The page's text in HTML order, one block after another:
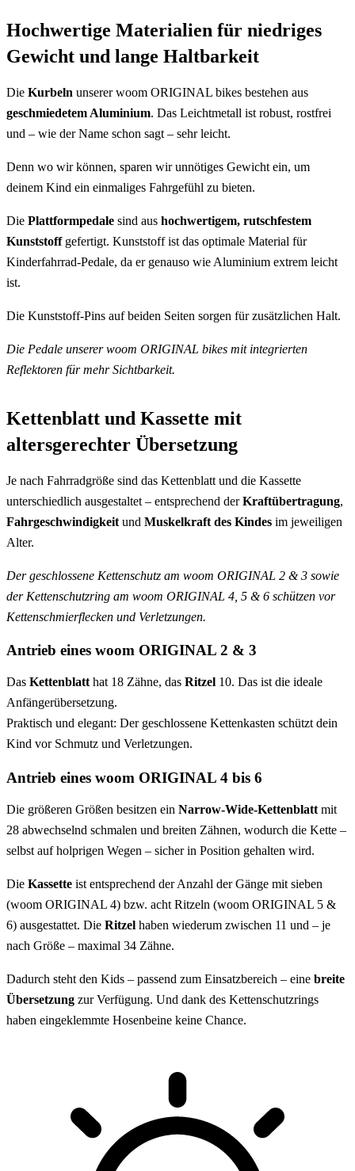
Hochwertige Materialien für niedriges
Gewicht und lange Haltbarkeit
Die Kurbeln unserer woom ORIGINAL bikes bestehen aus
geschmiedetem Aluminium. Das Leichtmetall ist robust, rostfrei
und – wie der Name schon sagt – sehr leicht.
Denn wo wir können, sparen wir unnötiges Gewicht ein, um
deinem Kind ein einmaliges Fahrgefühl zu bieten.
Die Plattformpedale sind aus hochwertigem, rutschfestem
Kunststoffgefertigt. Kunststoff ist das optimale Material für
Kinderfahrrad-Pedale, da er genauso wie Aluminium extrem leicht
ist.
Die Kunststoff-Pins auf beiden Seiten sorgen für zusätzlichen Halt.
Die Pedale unserer woom ORIGINAL bikes mit integrierten
Reflektoren für mehr Sichtbarkeit.
Kettenblatt und Kassette mit
altersgerechter Übersetzung
Je nach Fahrradgröße sind das Kettenblatt und die Kassette
unterschiedlich ausgestaltet – entsprechend derKraftübertragung,
Fahrgeschwindigkeit und Muskelkraft des Kindes im jeweiligen
Alter.
Der geschlossene Kettenschutz am woom ORIGINAL 2 & 3 sowie
der Kettenschutzring am woom ORIGINAL 4, 5 & 6 schützen vor
Kettenschmierflecken und Verletzungen.
Antrieb eines woom ORIGINAL 2 & 3
Das Kettenblatthat 18 Zähne, das Ritzel 10. Das ist die ideale
Anfängerübersetzung.
Praktisch und elegant: Der geschlossene Kettenkasten schützt dein
Kind vor Schmutz und Verletzungen.
Antrieb eines woom ORIGINAL 4 bis 6
Die größeren Größen besitzen ein Narrow-Wide-Kettenblatt mit
28 abwechselnd schmalen und breiten Zähnen, wodurch die Kette –
selbst auf holprigen Wegen – sicher in Position gehalten wird.
Die Kassette ist entsprechend der Anzahl der Gänge mit sieben
(woom ORIGINAL 4) bzw. acht Ritzeln (woom ORIGINAL 5 &
6) ausgestattet. Die Ritzel haben wiederum zwischen 11 und – je
nach Größe – maximal 34 Zähne.
Dadurch steht den Kids – passend zum Einsatzbereich – eine breite
Übersetzung zur Verfügung. Und dank des Kettenschutzrings
haben eingeklemmte Hosenbeine keine Chance.